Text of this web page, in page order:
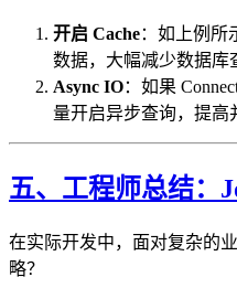
开启 Cache：如上例所
数据，大幅减少数据库
Async IO：如果
量开启异步查询，提高
五、工程师总结：
在实际开发中，面对复杂的
略？